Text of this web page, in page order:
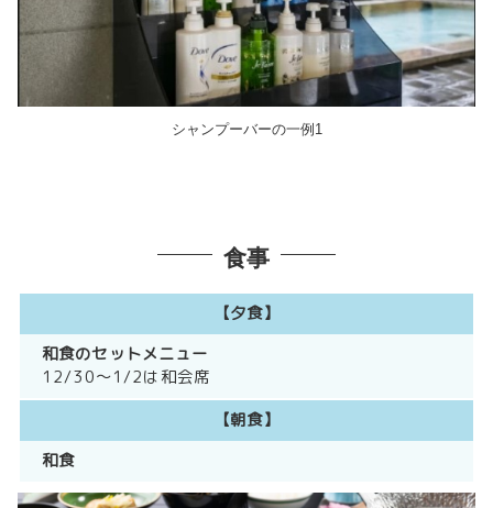
シャンプーバーの一例1
食事
【夕食】
和食のセットメニュー
12/30～1/2は和会席
【朝食】
和食